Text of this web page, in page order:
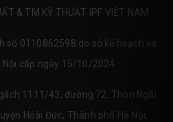
& TM KỸ THUẬT IPF VIỆT NAM
số 0110862598 do sở kế hoạch và
cấp ngày 15/10/2024
1111/43, đường 72, Thôn Ngãi
Hoài Đức, Thành phố Hà Nội,